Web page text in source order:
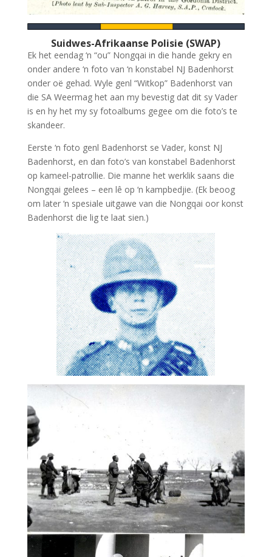
Suidwes-Afrikaanse Polisie (SWAP)
Ek het eendag ‘n “ou” Nongqai in die hande gekry en
onder andere ‘n foto van ‘n konstabel NJ Badenhorst
onder oë gehad. Wyle genl “Witkop” Badenhorst van
die SA Weermag het aan my bevestig dat dit sy Vader
is en hy het my sy fotoalbums gegee om die foto’s te
skandeer.
Eerste ‘n foto genl Badenhorst se Vader, konst NJ
Badenhorst, en dan foto’s van konstabel Badenhorst
op kameel-patrollie. Die manne het werklik saans die
Nongqai gelees – een lê op ‘n kampbedjie. (Ek beoog
om later ‘n spesiale uitgawe van die Nongqai oor konst
Badenhorst die lig te laat sien.)